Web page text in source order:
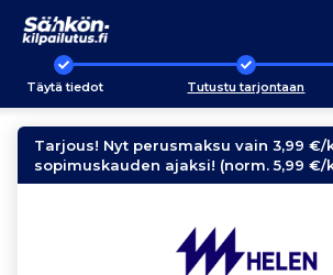
Täytä tiedot Tutustu tarjontaan
Tarjous! Nyt perusmaksu vain 3,99 €/
sopimuskauden ajaksi! (norm. 5,99 €/